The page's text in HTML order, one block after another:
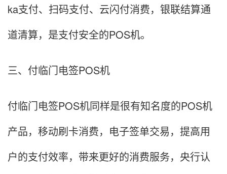
ka支付、扫码支付、云闪付消费，银联结算通
道清算，是支付安全的POS机。
三、付临门电签POS机
付临门电签POS机同样是很有知名度的POS机
产品，移动刷卡消费，电子签单交易，提高用
户的支付效率，带来更好的消费服务，央行认